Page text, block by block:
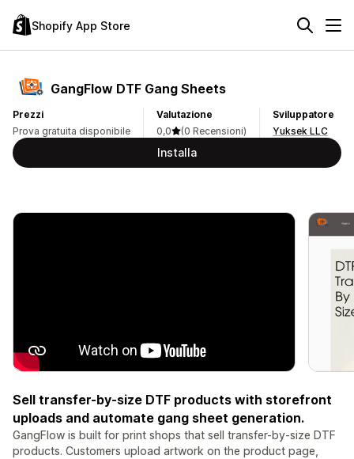
Shopify App Store
GangFlow DTF Gang Sheets
Prezzi
Prova gratuita disponibile
Valutazione
0,0
(0 Recensioni)
Sviluppatore
Yuksek LLC
Installa
Sell transfer-by-size DTF products with storefront
uploads and automate gang sheet generation.
GangFlow is built for print shops that sell transfer-by-size DTF
products. Customers upload artwork on the product page,